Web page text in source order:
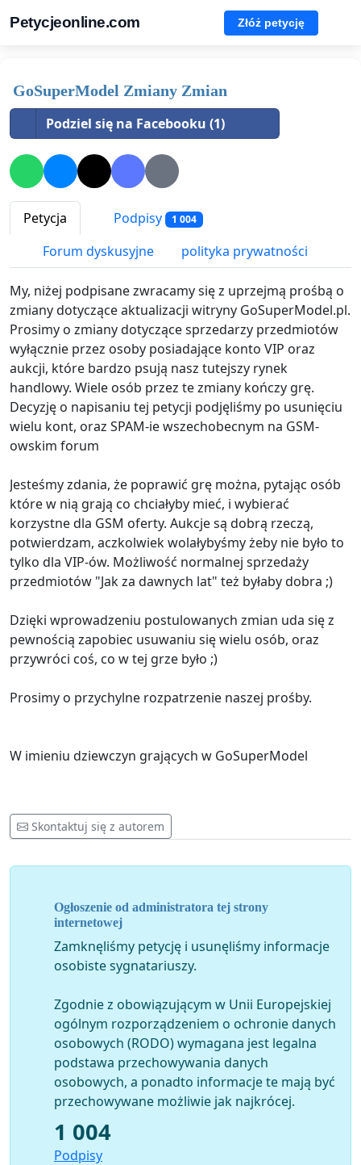
Petycjeonline.com Złóż petycję
GoSuperModel Zmiany Zmian
Podziel się na Facebooku (1)
Petycja Podpisy 1 004
Forum dyskusyjne polityka prywatności
My, niżej podpisane zwracamy się z uprzejmą prośbą o
zmiany dotyczące aktualizacji witryny GoSuperModel.pl.
Prosimy o zmiany dotyczące sprzedarzy przedmiotów
wyłącznie przez osoby posiadające konto VIP oraz
aukcji, które bardzo psują nasz tutejszy rynek
handlowy. Wiele osób przez te zmiany kończy grę.
Decyzję o napisaniu tej petycji podjęliśmy po usunięciu
wielu kont, oraz SPAM-ie wszechobecnym na GSM-
owskim forum
Jesteśmy zdania, że poprawić grę można, pytając osób
które w nią grają co chciałyby mieć, i wybierać
korzystne dla GSM oferty. Aukcje są dobrą rzeczą,
potwierdzam, aczkolwiek wolałybyśmy żeby nie było to
tylko dla VIP-ów. Możliwość normalnej sprzedaży
przedmiotów "Jak za dawnych lat" też byłaby dobra ;)
Dzięki wprowadzeniu postulowanych zmian uda się z
pewnością zapobiec usuwaniu się wielu osób, oraz
przywróci coś, co w tej grze było ;)
Prosimy o przychylne rozpatrzenie naszej prośby.
W imieniu dziewczyn grających w GoSuperModel
Skontaktuj się z autorem
Ogłoszenie od administratora tej strony
internetowej
Zamknęliśmy petycję i usunęliśmy informacje
osobiste sygnatariuszy.
Zgodnie z obowiązującym w Unii Europejskiej
ogólnym rozporządzeniem o ochronie danych
osobowych (RODO) wymagana jest legalna
podstawa przechowywania danych
osobowych, a ponadto informacje te mają być
przechowywane możliwie jak najkrócej.
1 004
Podpisy